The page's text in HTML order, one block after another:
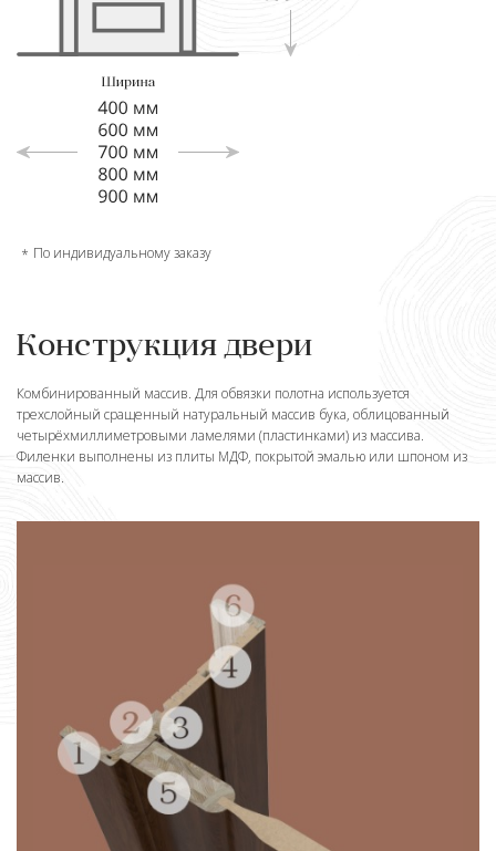
По индивидуальному заказу
Конструкция двери
Комбинированный массив. Для обвязки полотна используется
трехслойный сращенный натуральный массив бука, облицованный
четырёхмиллиметровыми ламелями (пластинками) из массива.
Филенки выполнены из плиты МДФ, покрытой эмалью или шпоном из
массив.